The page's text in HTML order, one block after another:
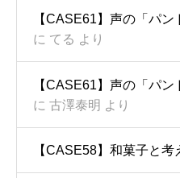
【CASE61】声の「パ
に てる より
【CASE61】声の「パ
に 古澤泰明 より
【CASE58】和菓子と考